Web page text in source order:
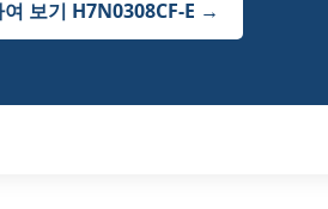
여 보기 H7N0308CF-E →